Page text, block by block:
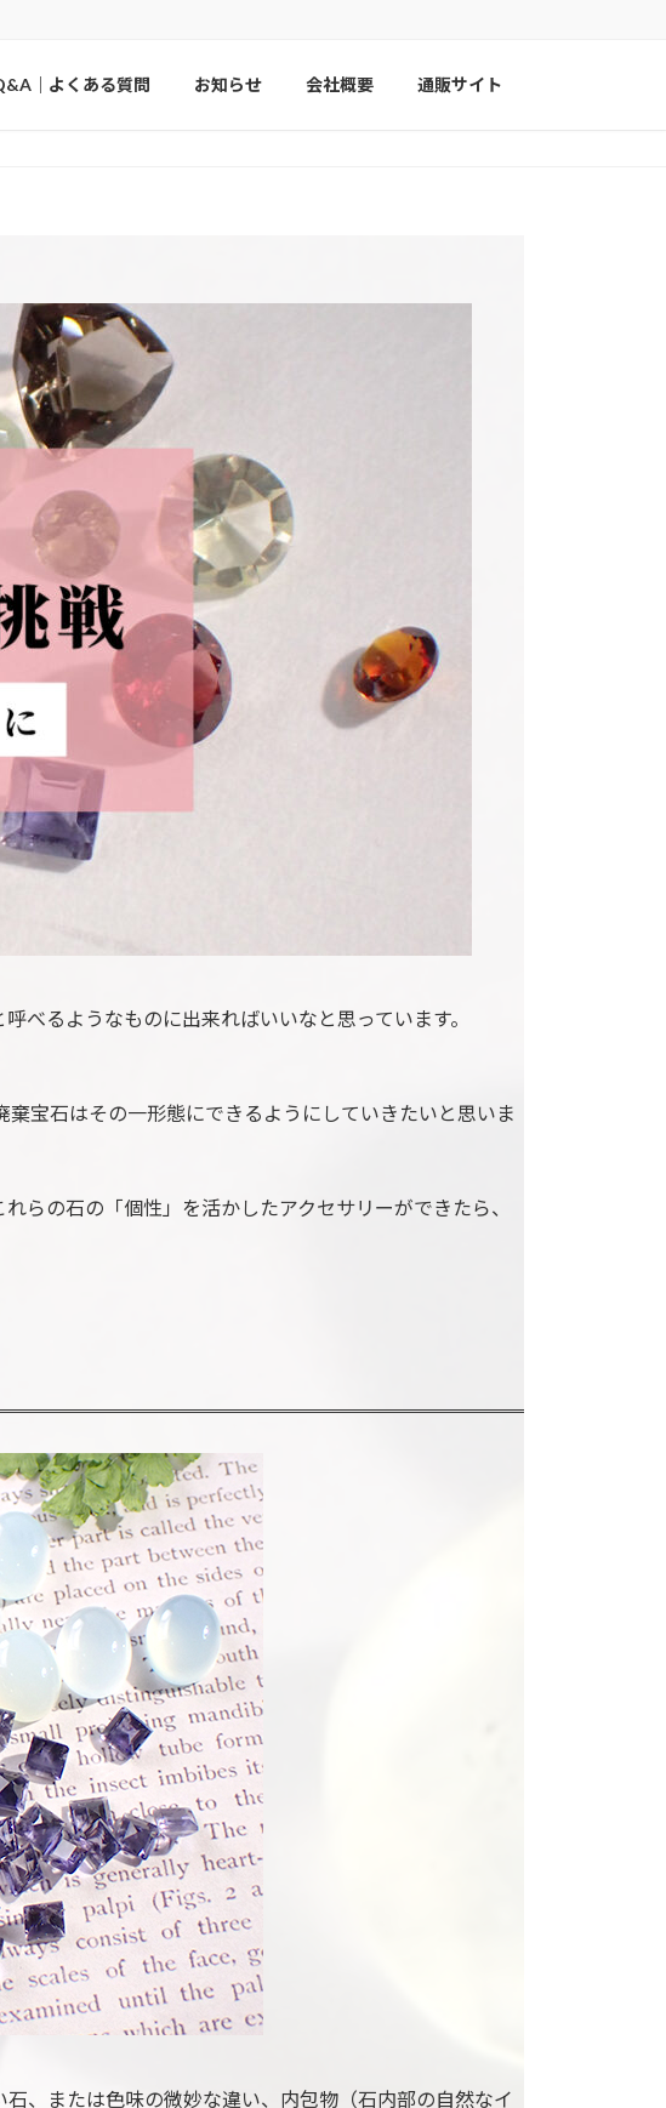
｜よくある質問 お知らせ 会社概要 通販サイト
べるようなものに出来ればいいなと思っています。
宝石はその一形態にできるようにしていきたいと思いま
らの石の「個性」を活かしたアクセサリーができたら、
、または色味の微妙な違い、内包物（石内部の自然なイ